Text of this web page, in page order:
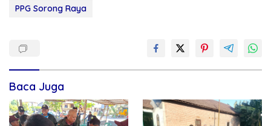
PPG Sorong Raya
Baca Juga